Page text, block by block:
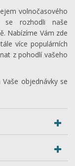
volnočasového
se rozhodli naše
Nabízíme Vám zde
více populárních
z pohodlí vašeho
objednávky se